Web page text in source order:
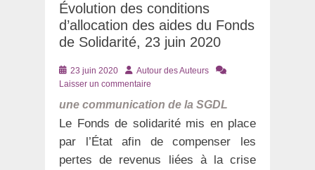
Évolution des conditions
d’allocation des aides du Fonds
de Solidarité, 23 juin 2020
Posté
le
23 juin 2020 AuteurAutour des Auteurs
Laisser un commentaire
une communication de la SGDL
Le Fonds de solidarité mis en place
par l’État afin de compenser les
pertes de revenus liées à la crise